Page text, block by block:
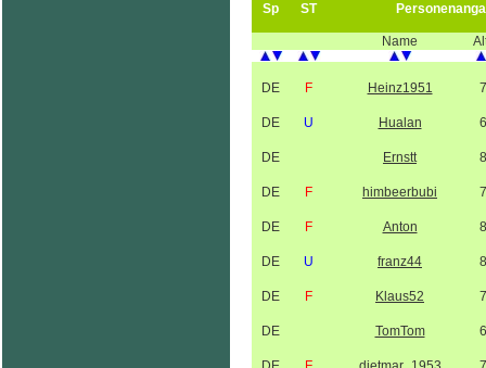
Sp ST
Name
DE F Heinz1951
DE U Hualan
DE Ernstt
DE F himbeerbubi
DE F Anton
DE U franz44
DE F Klaus52
DE TomTom